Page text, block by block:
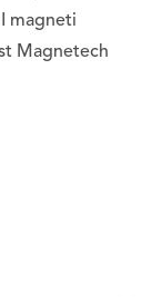
magneti
Magnetech